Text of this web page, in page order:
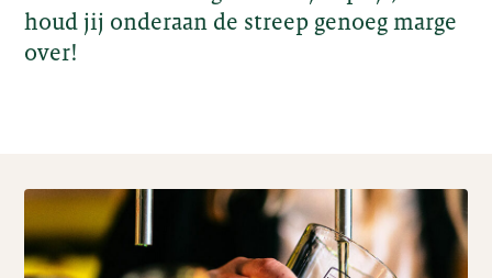
houd jij onderaan de streep genoeg marge
over!